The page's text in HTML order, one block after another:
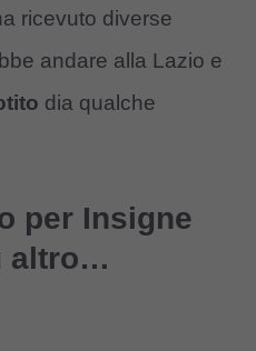
ricevuto diverse
andare alla Lazio e
dia qualche
per Insigne
altro…